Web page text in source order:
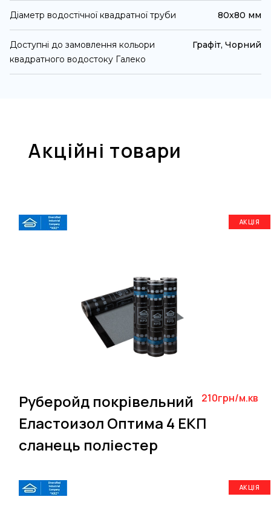
Діаметр водостічної квадратної труби 80х80 мм
Доступні до замовлення кольори
квадратного водостоку Галеко
Графіт, Чорний
Акційні товари
АКЦІЯ
Руберойд покрівельний
Еластоизол Оптима 4 ЕКП
сланець поліестер
210грн/м.кв
АКЦІЯ